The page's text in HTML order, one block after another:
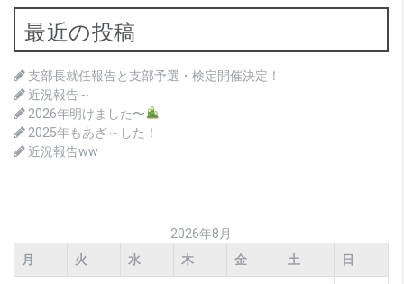
最近の投稿
支部長就任報告と支部予選・検定開催決定！
近況報告～
2026年明けました〜
2025年もあざ～した！
近況報告ww
2026年8月
月
火 水 木 金 土 日